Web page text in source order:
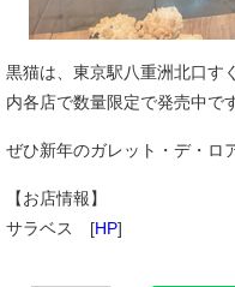
黒猫は、東京駅八重洲北口す
内各店で数量限定で発売中で
ぜひ新年のガレット・デ・ロ
【お店情報】
サラベス [HP]